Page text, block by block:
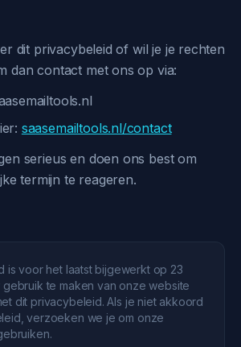
dit privacybeleid of wil je je rechten
dan contact met ons op via:
saasemailtools.nl/contact
serieus en doen ons best om
termijn te reageren.
is voor het laatst bijgewerkt op 23
gebruik te maken van onze website
dit privacybeleid. Als je niet akkoord
verzoeken we je om onze